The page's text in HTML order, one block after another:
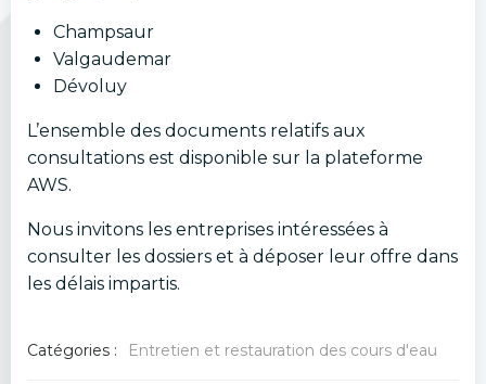
Champsaur
Valgaudemar
Dévoluy
L’ensemble des documents relatifs aux
consultations est disponible sur la plateforme
AWS.
Nous invitons les entreprises intéressées à
consulter les dossiers et à déposer leur offre dans
les délais impartis.
Catégories : Entretien et restauration des cours d'eau